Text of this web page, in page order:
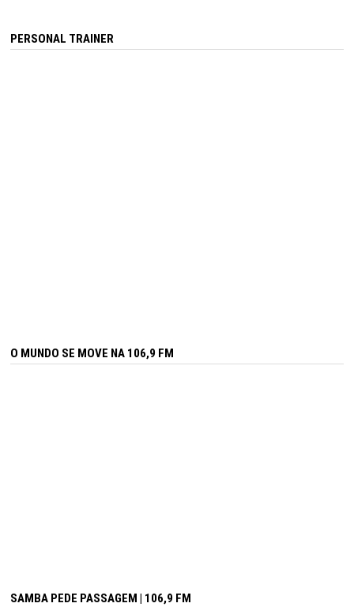
PERSONAL TRAINER
O MUNDO SE MOVE NA 106,9 FM
SAMBA PEDE PASSAGEM | 106,9 FM